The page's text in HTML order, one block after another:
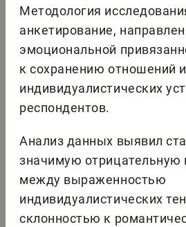
Методология
анкетирование,
эмоциональной
к сохранению отношений
индивидуалистических
респондентов.
Анализ данных выявил
значимую отрицательную
между выраженностью
индивидуалистических
склонностью к